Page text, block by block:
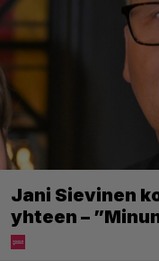
Jani Sievinen
yhteen –